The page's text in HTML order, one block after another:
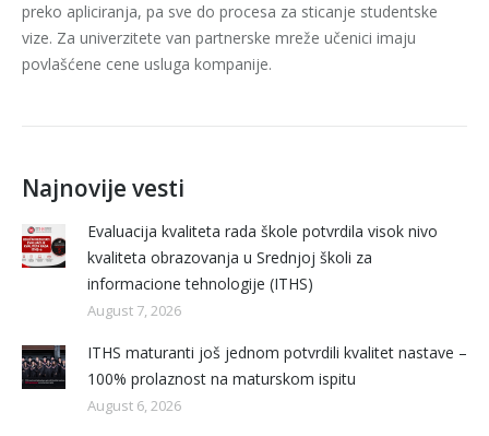
preko apliciranja, pa sve do procesa za sticanje studentske
vize. Za univerzitete van partnerske mreže učenici imaju
povlašćene cene usluga kompanije.
Najnovije vesti
Evaluacija kvaliteta rada škole potvrdila visok nivo
kvaliteta obrazovanja u Srednjoj školi za
informacione tehnologije (ITHS)
August 7, 2026
ITHS maturanti još jednom potvrdili kvalitet nastave –
100% prolaznost na maturskom ispitu
August 6, 2026